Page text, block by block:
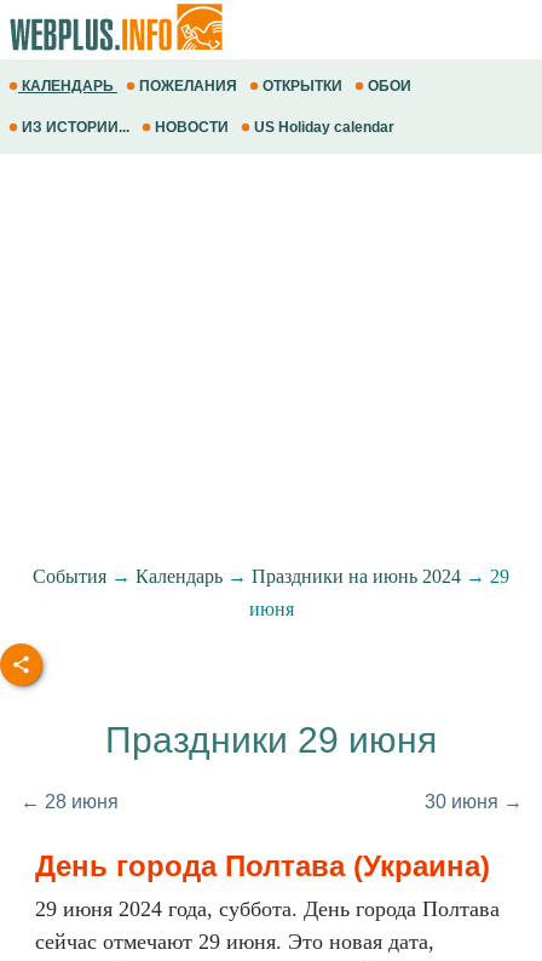
КАЛЕНДАРЬ ПОЖЕЛАНИЯ ОТКРЫТКИ ОБОИ
ИЗ ИСТОРИИ... НОВОСТИ US Holiday calendar
События → Календарь → Праздники на июнь 2024 → 29
июня
Праздники 29 июня
← 28 июня 30 июня →
День города Полтава (Украина)
29 июня 2024 года, суббота. День города Полтава
сейчас отмечают 29 июня. Это новая дата,